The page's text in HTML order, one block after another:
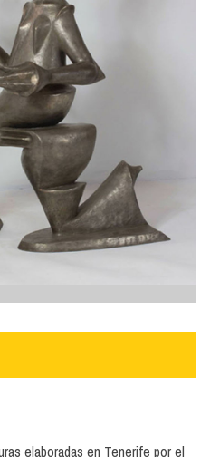
elaboradas en Tenerife por el